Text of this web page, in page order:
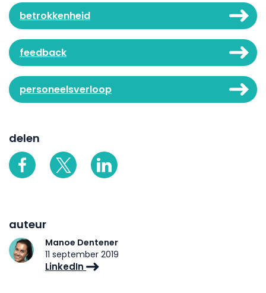
betrokkenheid
feedback
personeelsverloop
delen
auteur
Manoe Dentener
11 september 2019
LinkedIn